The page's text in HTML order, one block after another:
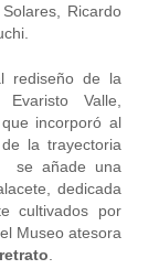
Ricardo
rediseño de la
Valle,
incorporó al
la trayectoria
se añade una
dedicada
cultivados por
Museo atesora
.